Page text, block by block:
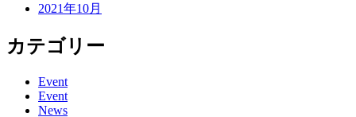
2021年10月
カテゴリー
Event
Event
News